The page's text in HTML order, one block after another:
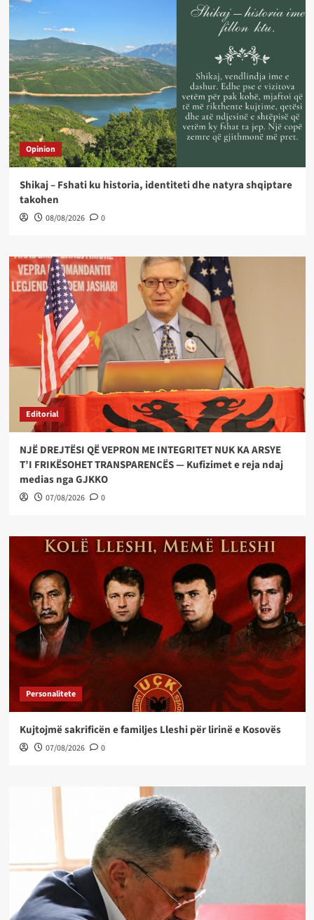
Opinion
Shikaj – Fshati ku historia, identiteti dhe natyra shqiptare
takohen
08/08/2026 0
Editorial
NJË DREJTËSI QË VEPRON ME INTEGRITET NUK KA ARSYE
T’I FRIKËSOHET TRANSPARENCËS — Kufizimet e reja ndaj
medias nga GJKKO
07/08/2026 0
Personalitete
Kujtojmë sakrificën e familjes Lleshi për lirinë e Kosovës
07/08/2026 0